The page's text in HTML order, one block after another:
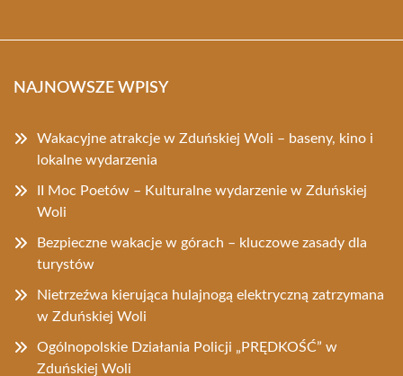
NAJNOWSZE WPISY
Wakacyjne atrakcje w Zduńskiej Woli – baseny, kino i
lokalne wydarzenia
II Moc Poetów – Kulturalne wydarzenie w Zduńskiej
Woli
Bezpieczne wakacje w górach – kluczowe zasady dla
turystów
Nietrzeźwa kierująca hulajnogą elektryczną zatrzymana
w Zduńskiej Woli
Ogólnopolskie Działania Policji „PRĘDKOŚĆ” w
Zduńskiej Woli